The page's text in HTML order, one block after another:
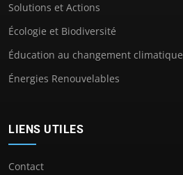
Solutions et Actions
Écologie et Biodiversité
Éducation au changement climatique
Énergies Renouvelables
LIENS UTILES
Contact